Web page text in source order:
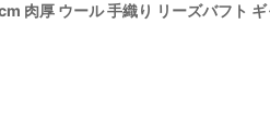
肉厚 ウール 手織り リーズバフト